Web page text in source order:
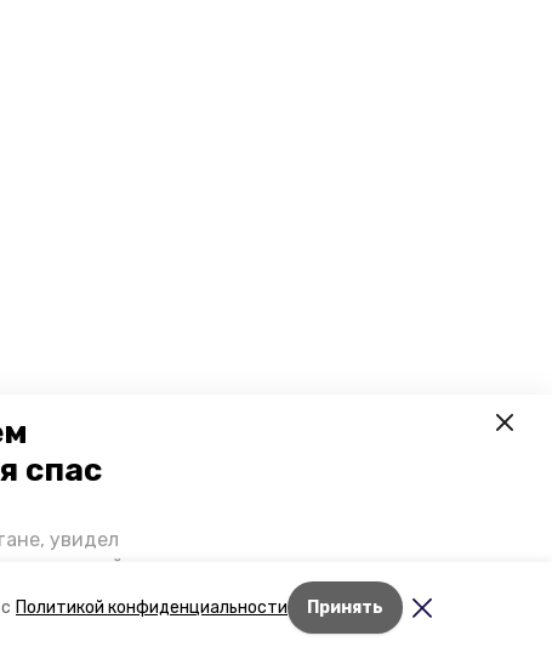
Политикой конфиденциальности Принять
спас
увидел
домой,
Лента новостей